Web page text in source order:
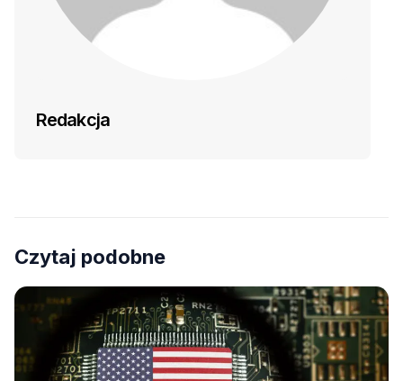
Redakcja
Czytaj podobne